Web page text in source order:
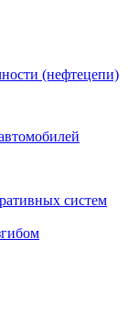
(нефтецепи)
систем